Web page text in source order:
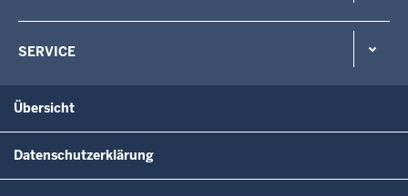
SERVICE
Übersicht
Datenschutzerklärung